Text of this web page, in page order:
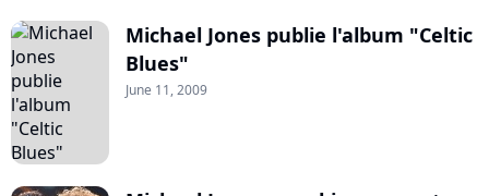
Michael Jones publie l'album "Celtic
Blues"
June 11, 2009